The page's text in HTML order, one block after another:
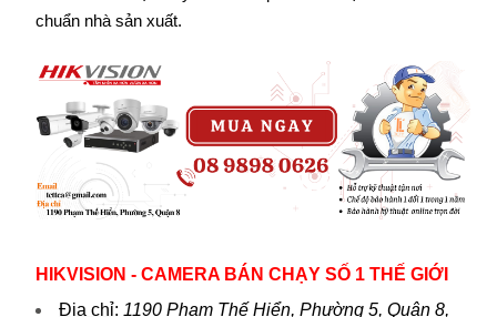
chuẩn nhà sản xuất.
HIKVISION - CAMERA BÁN CHẠY SỐ 1 THẾ GIỚI
Địa chỉ: 1190 Phạm Thế Hiển, Phường 5, Quận 8,